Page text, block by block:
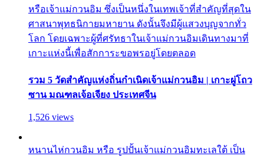
หรือเจ้าแม่กวนอิม ซึ่งเป็นหนึ่งในเทพเจ้าที่สำคัญที่สุดใน
ศาสนาพุทธนิกายมหายาน ดังนั้นจึงมีผู้แสวงบุญจากทั่ว
โลก โดยเฉพาะผู้ที่ศรัทธาในเจ้าแม่กวนอิมเดินทางมาที่
เกาะแห่งนี้เพื่อสักการะขอพรอยู่โดยตลอด
รวม 5 วัดสำคัญแห่งถิ่นกำเนิดเจ้าแม่กวนอิม | เกาะผู่โถว
ซาน มณฑลเจ้อเจียง ประเทศจีน
1,526 views
หนานไห่กวนอิม หรือ รูปปั้นเจ้าแม่กวนอิมทะเลใต้ เป็น